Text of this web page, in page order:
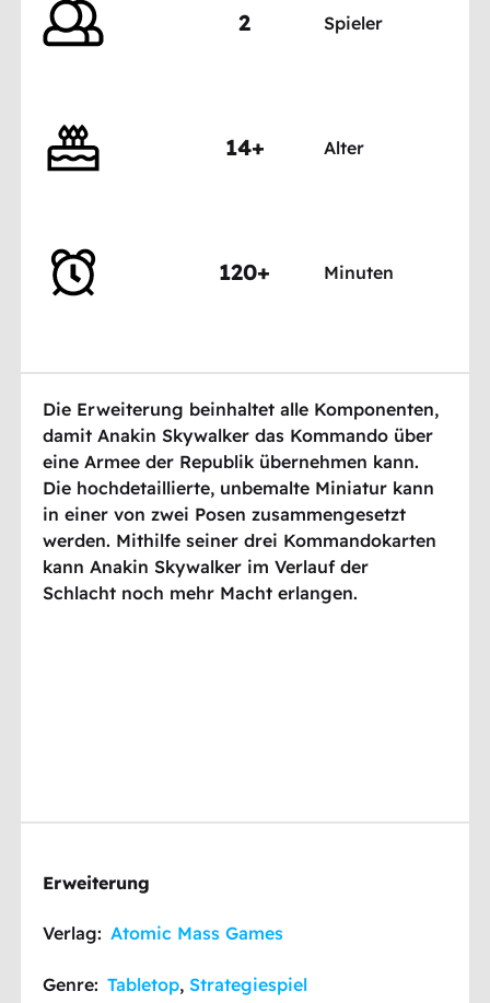
2 Spieler
14+ Alter
120+ Minuten
Die Erweiterung beinhaltet alle Komponenten,
damit Anakin Skywalker das Kommando über
eine Armee der Republik übernehmen kann.
Die hochdetaillierte, unbemalte Miniatur kann
in einer von zwei Posen zusammengesetzt
werden. Mithilfe seiner drei Kommandokarten
kann Anakin Skywalker im Verlauf der
Schlacht noch mehr Macht erlangen.
Erweiterung
Verlag: Atomic Mass Games
Genre: Tabletop, Strategiespiel